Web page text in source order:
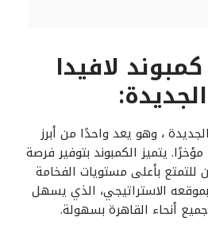
لافيدا
، وهو يعد واحدًا من أبرز
يتميز الكمبوند بتوفير فرصة
للتمتع بأعلى مستويات الفخامة
الاستراتيجي، الذي يسهل
أنحاء القاهرة بسهولة.